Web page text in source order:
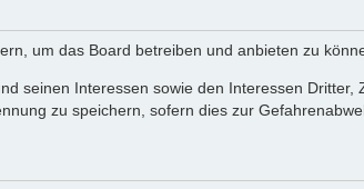
um das Board betreiben und anbieten zu
seinen Interessen sowie den Interessen Dritter,
zu speichern, sofern dies zur